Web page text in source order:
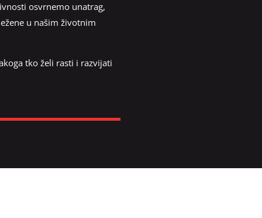
osvrnemo unatrag,
u našim životnim
tko želi rasti i razvijati